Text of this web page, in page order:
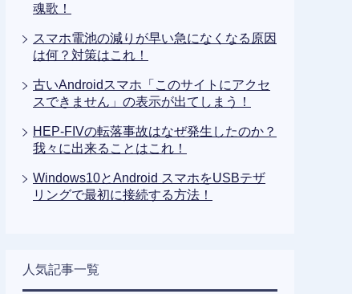
魂歌！
スマホ電池の減りが早い急になくなる原因
は何？対策はこれ！
古いAndroidスマホ「このサイトにアクセ
スできません」の表示が出てしまう！
HEP-FIVの転落事故はなぜ発生したのか？
我々に出来ることはこれ！
Windows10とAndroid スマホをUSBテザ
リングで最初に接続する方法！
人気記事一覧